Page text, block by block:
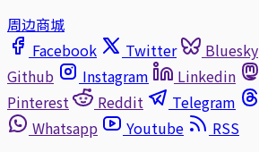
周边商城
Facebook
Twitter Bluesky
Github
Instagram Linkedin
Pinterest
Reddit Telegram
Whatsapp
Youtube
RSS